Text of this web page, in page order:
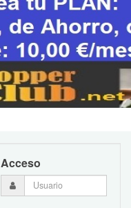
Acceso